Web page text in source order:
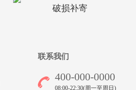
破损补寄
联系我们
400-000-0000
08:00-22:30(周一至周日)